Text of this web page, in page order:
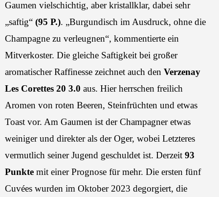
Gaumen vielschichtig, aber kristallklar, dabei sehr
„saftig“ (95 P.). „Burgundisch im Ausdruck, ohne die
Champagne zu verleugnen“, kommentierte ein
Mitverkoster. Die gleiche Saftigkeit bei großer
aromatischer Raffinesse zeichnet auch den Verzenay
Les Corettes 20 3.0 aus. Hier herrschen freilich
Aromen von roten Beeren, Steinfrüchten und etwas
Toast vor. Am Gaumen ist der Champagner etwas
weiniger und direkter als der Oger, wobei Letzteres
vermutlich seiner Jugend geschuldet ist. Derzeit 93
Punkte mit einer Prognose für mehr. Die ersten fünf
Cuvées wurden im Oktober 2023 degorgiert, die